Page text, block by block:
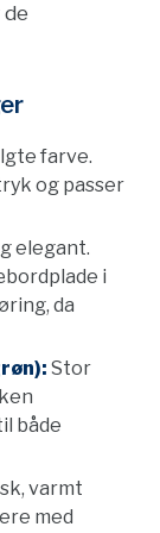
farve.
og passer
elegant.
i
da
Stor
både
varmt
med